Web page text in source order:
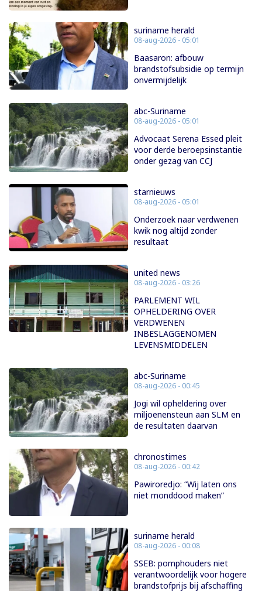
suriname herald
08-aug-2026 - 05:01
Baasaron: afbouw
brandstofsubsidie op termijn
onvermijdelijk
abc-Suriname
08-aug-2026 - 05:01
Advocaat Serena Essed pleit
voor derde beroepsinstantie
onder gezag van CCJ
starnieuws
08-aug-2026 - 05:01
Onderzoek naar verdwenen
kwik nog altijd zonder
resultaat
united news
08-aug-2026 - 03:26
PARLEMENT WIL
OPHELDERING OVER
VERDWENEN
INBESLAGGENOMEN
LEVENSMIDDELEN
abc-Suriname
08-aug-2026 - 00:45
Jogi wil opheldering over
miljoenensteun aan SLM en
de resultaten daarvan
chronostimes
08-aug-2026 - 00:42
Pawiroredjo: “Wij laten ons
niet monddood maken”
suriname herald
08-aug-2026 - 00:08
SSEB: pomphouders niet
verantwoordelijk voor hogere
brandstofprijs bij afschaffing